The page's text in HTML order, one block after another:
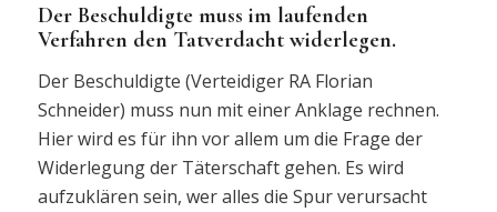
Der Beschuldigte muss im laufenden
Verfahren den Tatverdacht widerlegen.
Der Beschuldigte (Verteidiger RA Florian
Schneider) muss nun mit einer Anklage rechnen.
Hier wird es für ihn vor allem um die Frage der
Widerlegung der Täterschaft gehen. Es wird
aufzuklären sein, wer alles die Spur verursacht